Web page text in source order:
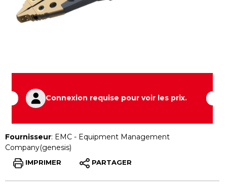
Connexion requise pour voir les prix.
Fournisseur: EMC - Equipment Management
Company(genesis)
IMPRIMER PARTAGER